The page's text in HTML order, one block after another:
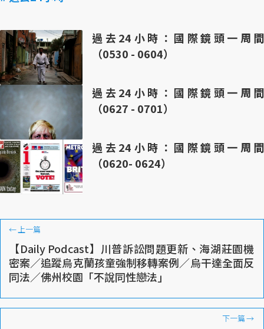
過去24小時：國際鏡頭一周間
（0530 - 0604）
過去24小時：國際鏡頭一周間
（0627 - 0701）
過去24小時：國際鏡頭一周間
（0620- 0624）
←上一篇
【Daily Podcast】川普訴訟問題更新、海湖莊園機
密案／追蹤烏克蘭孩童強制移轉案例／烏干達全面反
同法／佛州校園「不說同性戀法」
下一篇→